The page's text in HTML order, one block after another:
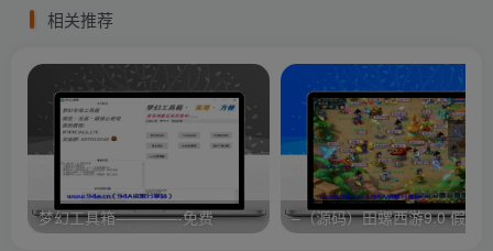
相关推荐
梦幻工具箱————-免费